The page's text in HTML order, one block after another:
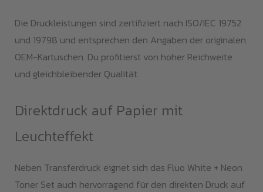
Die Druckleistungen sind zertifiziert nach ISO/IEC 19752
und 19798 und entsprechen den Angaben der originalen
OEM-Kartuschen. Du profitierst von hoher Reichweite
und gleichbleibender Qualität.
Direktdruck auf Papier mit
Leuchteffekt
Neben Transferdruck eignet sich das Fluo White + Neon
Toner Set auch hervorragend für den direkten Druck auf